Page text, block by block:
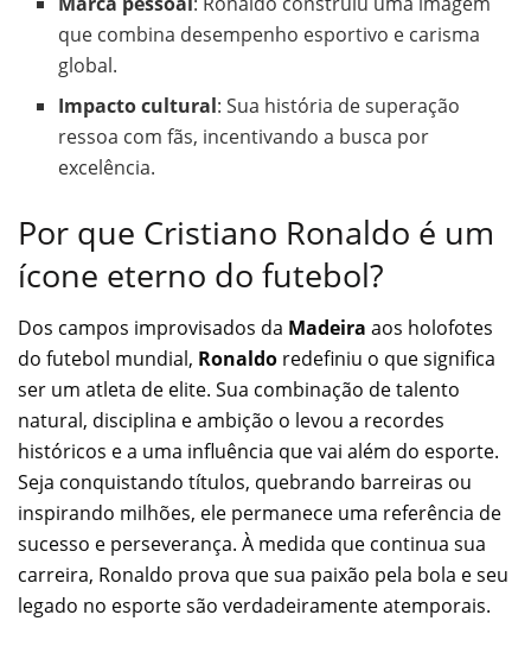
que combina desempenho esportivo e carisma
global.
Impacto cultural: Sua história de superação
ressoa com fãs, incentivando a busca por
excelência.
Por que Cristiano Ronaldo é um
ícone eterno do futebol?
Dos campos improvisados da Madeira aos holofotes
do futebol mundial, Ronaldo redefiniu o que significa
ser um atleta de elite. Sua combinação de talento
natural, disciplina e ambição o levou a recordes
históricos e a uma influência que vai além do esporte.
Seja conquistando títulos, quebrando barreiras ou
inspirando milhões, ele permanece uma referência de
sucesso e perseverança. À medida que continua sua
carreira, Ronaldo prova que sua paixão pela bola e seu
legado no esporte são verdadeiramente atemporais.